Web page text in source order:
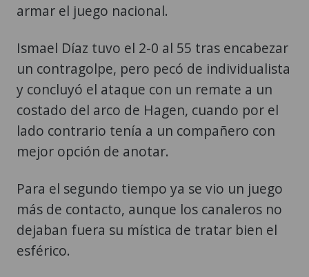
armar el juego nacional.
Ismael Díaz tuvo el 2-0 al 55 tras encabezar
un contragolpe, pero pecó de individualista
y concluyó el ataque con un remate a un
costado del arco de Hagen, cuando por el
lado contrario tenía a un compañero con
mejor opción de anotar.
Para el segundo tiempo ya se vio un juego
más de contacto, aunque los canaleros no
dejaban fuera su mística de tratar bien el
esférico.